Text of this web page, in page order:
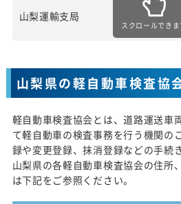
山梨運輸支局
スクロールでき
山梨県の軽自動車検査協
軽自動車検査協会とは、道路運送車
て軽自動車の検査事務を行う機関の
録や変更登録、抹消登録などの手続
山梨県の各軽自動車検査協会の住所
は下記をご参照ください。